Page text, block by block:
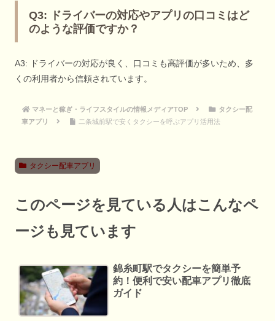
Q3: ドライバーの対応やアプリの口コミはど
のような評価ですか？
A3: ドライバーの対応が良く、口コミも高評価が多いため、多
くの利用者から信頼されています。
マネーと稼ぎ・ライフスタイルの情報メディアTOP
タクシー配
車アプリ
二条城前駅で安くタクシーを呼ぶアプリ活用法
タクシー配車アプリ
このページを見ている人はこんなペ
ージも見ています
錦糸町駅でタクシーを簡単予
約！便利で安い配車アプリ徹底
ガイド